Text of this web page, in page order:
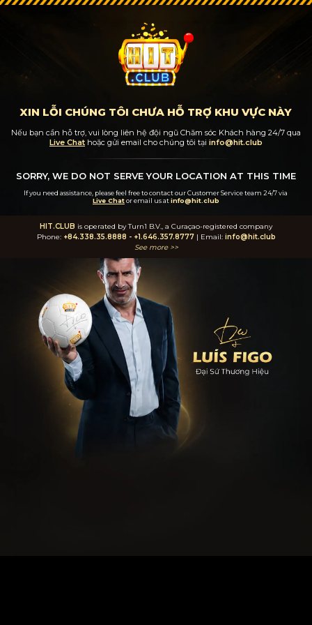
XIN LỖI CHÚNG TÔI CHƯA HỖ TRỢ KHU VỰC NÀY
Nếu bạn cần hỗ trợ, vui lòng liên hệ đội ngũ Chăm sóc Khách hàng 24/7 qua
Live Chathoặc gửi email cho chúng tôi tại info@hit.club
SORRY, WE DO NOT SERVE YOUR LOCATION AT THIS TIME
If you need assistance, please feel free to contact our Customer Service team 24/7via
Live Chator email us atinfo@hit.club
HIT.CLUB is operated by Turn1 B.V., a Curaçao-registered company
Phone: +84.338.35.8888 - +1.646.357.8777| Email: info@hit.club
See more >>